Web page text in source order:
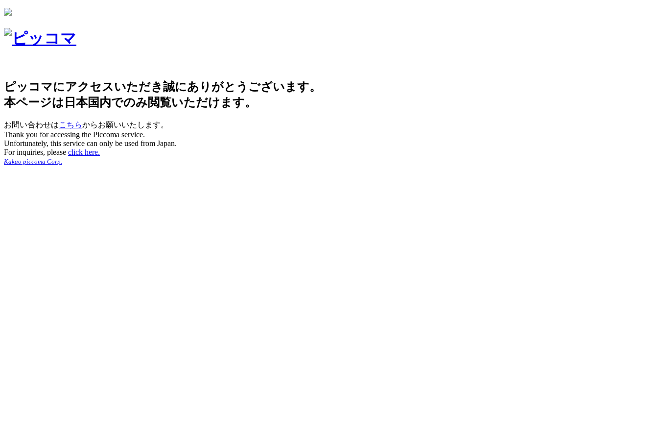
ピッコマにアクセスいただき誠にありがとうございます。
本ページは日本国内でのみ閲覧いただけます。
お問い合わせはこちらからお願いいたします。
Thank you for accessing the Piccoma service.
Unfortunately, this service can only be used from Japan.
For inquiries, please click here.
Kakao piccoma Corp.